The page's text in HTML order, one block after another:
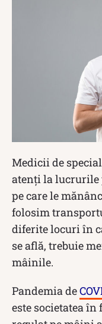
Medicii de
atenți la lucrurile
pe care le
folosim
diferite locuri în
se află, trebuie
mâinile.
Pandemia de
este societatea